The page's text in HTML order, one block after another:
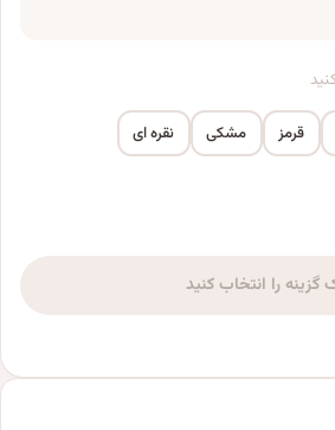
قرمز مشکی نقره ای
گزینه را انتخاب کنید